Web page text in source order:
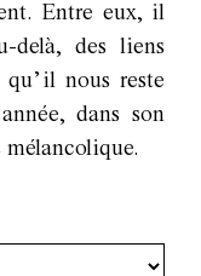
Entre eux, il
delà, des liens
qu’il nous reste
dans son